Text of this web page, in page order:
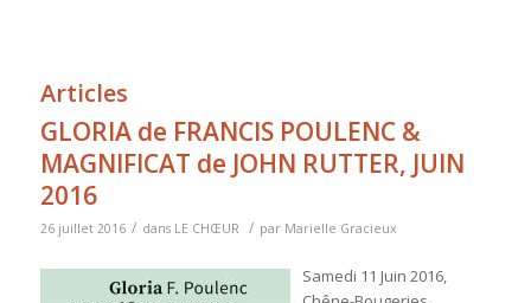
Articles
GLORIA de FRANCIS POULENC &
MAGNIFICAT de JOHN RUTTER, JUIN
2016
26 juillet 2016 / dans LE CHŒUR / par Marielle Gracieux
Samedi 11 Juin 2016,